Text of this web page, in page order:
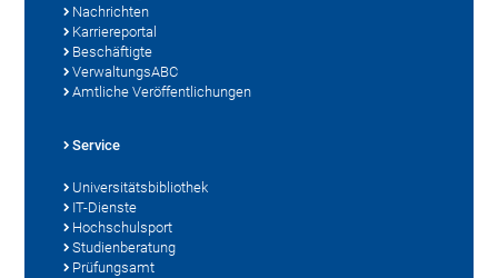
Nachrichten
Karriereportal
Beschäftigte
VerwaltungsABC
Amtliche Veröffentlichungen
Service
Universitätsbibliothek
IT-Dienste
Hochschulsport
Studienberatung
Prüfungsamt